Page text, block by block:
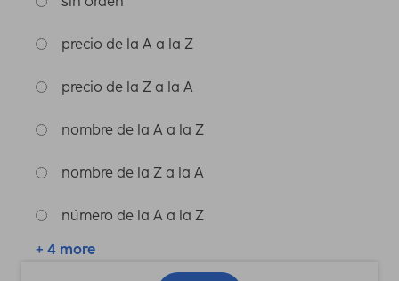
precio de la A a la Z
precio de la Z a la A
nombre de la A a la Z
nombre de la Z a la A
número de la A a la Z
+ 4 more